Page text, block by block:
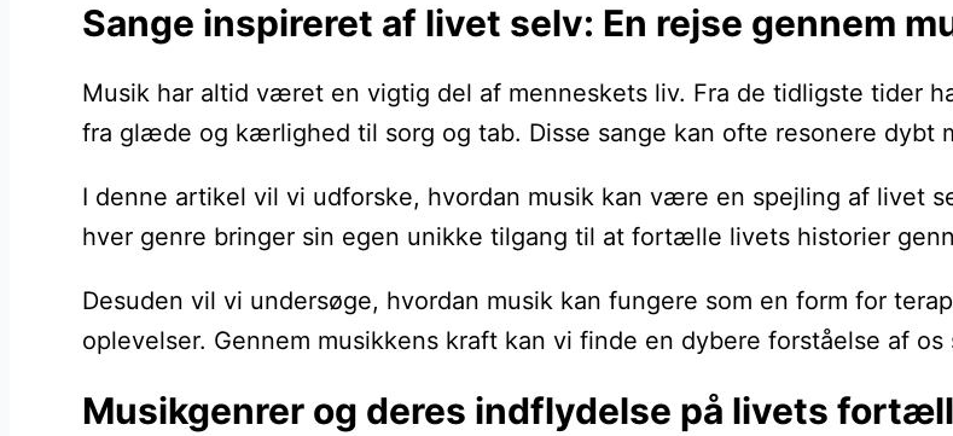
Sange inspireret af livet selv: En rejse gennem
Musik har altid været en vigtig del af menneskets liv. Fra de tidligste tider
fra glæde og kærlighed til sorg og tab. Disse sange kan ofte resonere dybt
I denne artikel vil vi udforske, hvordan musik kan være en spejling af livet
hver genre bringer sin egen unikke tilgang til at fortælle livets historier
Desuden vil vi undersøge, hvordan musik kan fungere som en form for
oplevelser. Gennem musikkens kraft kan vi finde en dybere forståelse af os
Musikgenrer og deres indflydelse på livets